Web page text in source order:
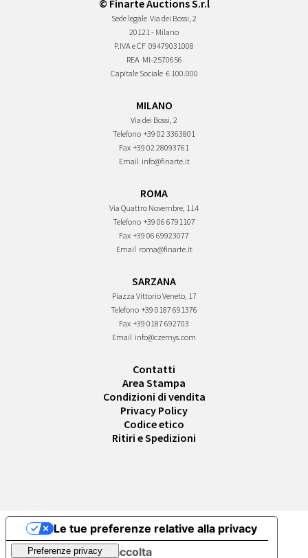
© Finarte Auctions S.r.l
Sede legale Via dei Bossi, 2
20121 - Milano
P.IVA e CF 09479031008
REA MI-2570656
Capitale Sociale € 100.000
MILANO
Via dei Bossi, 2
Telefono +39 02 3363801
Fax +39 02 28093761
Email info@finarte.it
ROMA
Via Quattro Novembre, 114
Telefono +39 06 6791107
Fax +39 06 69923077
Email roma@finarte.it
SARZANA
Piazza Vittorio Veneto, 17
Telefono +39 0187 691376
Fax +39 0187 692703
Email info@czernys.com
Contatti
Area Stampa
Condizioni di vendita
Privacy Policy
Codice etico
Ritiri e Spedizioni
Informativa sulla raccolta
Le tue preferenze relative alla privacy